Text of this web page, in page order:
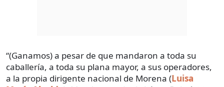
“(Ganamos) a pesar de que mandaron a toda su
caballería, a toda su plana mayor, a sus operadores,
a la propia dirigente nacional de Morena (Luisa